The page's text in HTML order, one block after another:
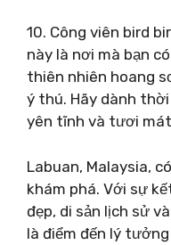
10. Công viên bird
này là nơi mà bạn
thiên nhiên hoang
ý thú. Hãy dành
yên tĩnh và tươi
Labuan, Malaysia,
khám phá. Với sự
đẹp, di sản lịch sử
là điểm đến lý